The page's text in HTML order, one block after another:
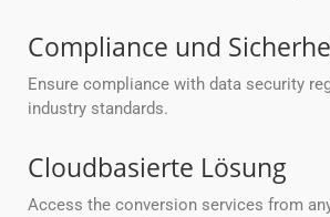
Compliance und
Ensure compliance with data security
industry standards.
Cloudbasierte Lösung
Access the conversion services from